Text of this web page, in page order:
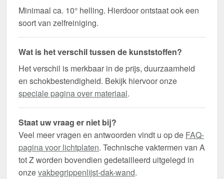
Minimaal ca. 10° helling. Hierdoor ontstaat ook een
soort van zelfreiniging.
Wat is het verschil tussen de kunststoffen?
Het verschil is merkbaar in de prijs, duurzaamheid
en schokbestendigheid. Bekijk hiervoor onze
speciale pagina over materiaal.
Staat uw vraag er niet bij?
Veel meer vragen en antwoorden vindt u op de FAQ-
pagina voor lichtplaten. Technische vaktermen van A
tot Z worden bovendien gedetailleerd uitgelegd in
onzevakbegrippenlijst-dak-wand.